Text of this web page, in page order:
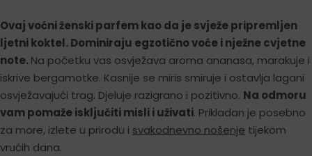
Ovaj voćni ženski parfem kao da je svježe pripremljen
ljetni koktel. Dominiraju egzotično voće i nježne cvjetne
note.Na početku vas osvježava aroma ananasa, marakuje i
iskrive bergamotke. Kasnije se miris smiruje i ostavlja lagani
osvježavajući trag. Djeluje razigrano i pozitivno. Na odmoru
vam pomaže isključiti misli i uživati. Prikladan je posebno
za more, izlete u prirodu i svakodnevno nošenje tijekom
vrućih dana.